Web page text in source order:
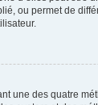
ou permet de
une des quatre